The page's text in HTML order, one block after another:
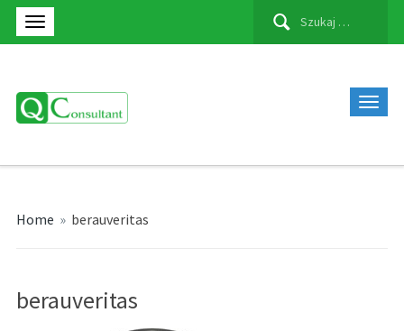
Szukaj:
Home » berauveritas
berauveritas